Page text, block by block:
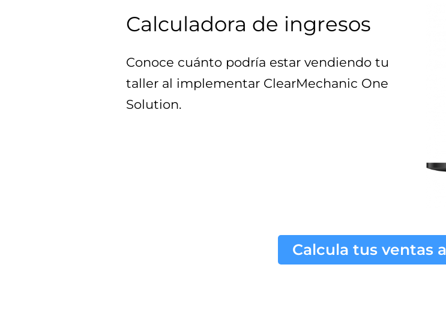
Calculadora de ingresos
Conoce cuánto podría estar vendiendo tu
taller al implementar ClearMechanic One
Solution.
Calcula tus ventas